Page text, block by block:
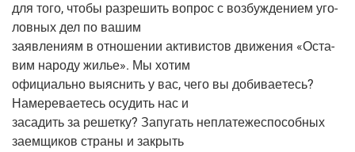
для того, что­бы раз­ре­шить вопрос с воз­буж­де­ни­ем уго­
лов­ных дел по вашим
заяв­ле­ни­ям в отно­ше­нии акти­ви­стов дви­же­ния «Оста­
вим наро­ду жилье». Мы хотим
офи­ци­аль­но выяс­нить у вас, чего вы доби­ва­е­тесь?
Наме­ре­ва­е­тесь осу­дить нас и
заса­дить за решет­ку? Запу­гать непла­те­же­спо­соб­ных
заем­щи­ков стра­ны и закрыть